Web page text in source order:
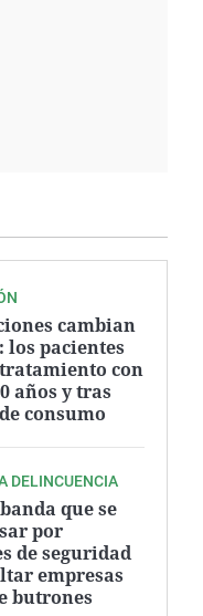
cambian
pacientes
con
años y tras
consumo
DELINCUENCIA
que se
por
de seguridad
empresas
butrones